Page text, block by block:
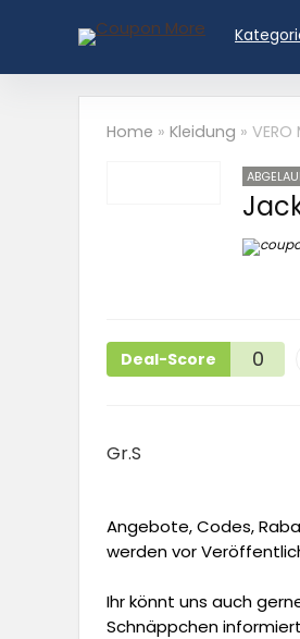
Home » Kleidung »
Deal-Score 0
Gr.S
Angebote, Codes,
werden vor
Ihr könnt uns auch
Schnäppchen